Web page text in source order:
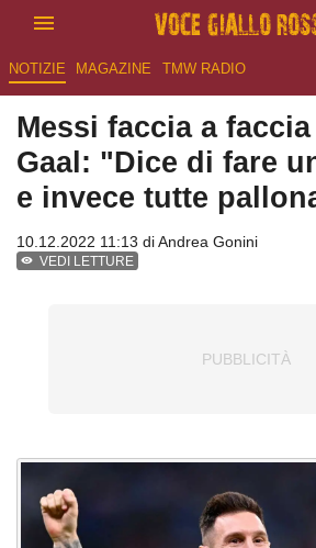
NOTIZIE MAGAZINE TMW RADIO
Messi faccia a
Gaal: "Dice di fare
e invece tutte
10.12.2022 11:13 diAndrea Gonini
VEDI LETTURE